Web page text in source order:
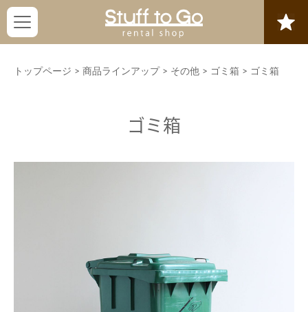
トップページ > 商品ラインアップ > その他 > ゴミ箱 > ゴミ箱
ゴミ箱